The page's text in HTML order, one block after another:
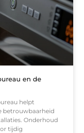
en de
helpt
betrouwbaarheid
Onderhoud
tijdig